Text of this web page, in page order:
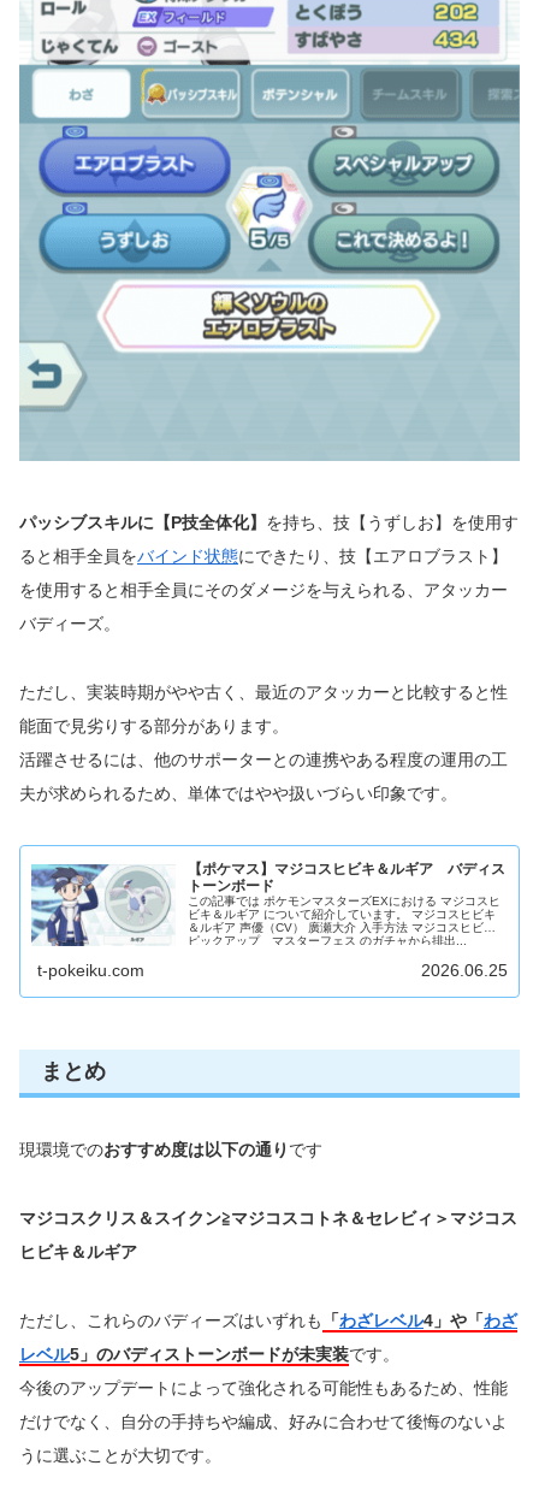
パッシブスキルに【P技全体化】 を持ち、技【うずしお】を使用す
ると相手全員をバインド状態にできたり、技【エアロブラスト】
を使用すると相手全員にそのダメージを与えられる、アタッカー
バディーズ。
ただし、実装時期がやや古く、最近のアタッカーと比較すると性
能面で見劣りする部分があります。
活躍させるには、他のサポーターとの連携やある程度の運用の工
夫が求められるため、単体ではやや扱いづらい印象です。
【ポケマス】マジコスヒビキ＆ルギア バディス
トーンボード
この記事では ポケモンマスターズEXにおける マジコスヒ
ビキ＆ルギア について紹介しています。 マジコスヒビキ
＆ルギア 声優（CV） 廣瀬大介 入手方法 マジコスヒビキ
ピックアップ マスターフェス のガチャから排出...
t-pokeiku.com 2026.06.25
まとめ
現環境でのおすすめ度は以下の通り です
マジコスクリス＆スイクン≧マジコスコトネ＆セレビィ＞マジコス
ヒビキ＆ルギア
ただし、これらのバディーズはいずれも 「わざレベル4」や「わざ
レベル5」のバディストーンボードが未実装です。
今後のアップデートによって強化される可能性もあるため、性能
だけでなく、自分の手持ちや編成、好みに合わせて後悔のないよ
うに選ぶことが大切です。